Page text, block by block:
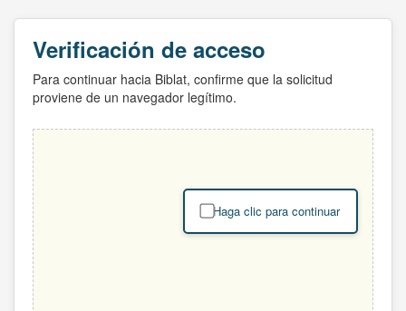
Verificación de acceso
Para continuar hacia Biblat, confirme que la solicitud
proviene de un navegador legítimo.
Haga clic para continuar